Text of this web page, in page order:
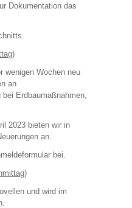
Dokumentation das
wenigen Wochen neu
an
Erdbaumaßnahmen,
2023 bieten wir in
an.
bei.
und wird im